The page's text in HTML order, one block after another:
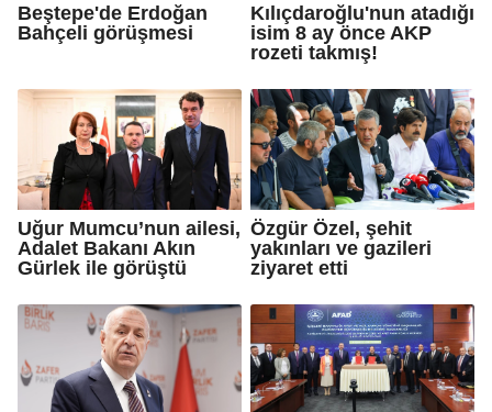
Beştepe'de Erdoğan
Bahçeli görüşmesi
Kılıçdaroğlu'nun atadığı
isim 8 ay önce AKP
rozeti takmış!
Uğur Mumcu’nun ailesi,
Adalet Bakanı Akın
Gürlek ile görüştü
Özgür Özel, şehit
yakınları ve gazileri
ziyaret etti